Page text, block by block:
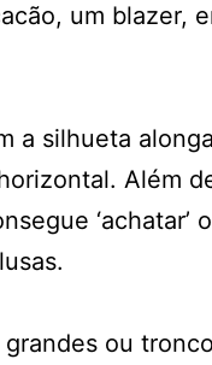
um blazer,
a silhueta
Além
‘achatar’
ou